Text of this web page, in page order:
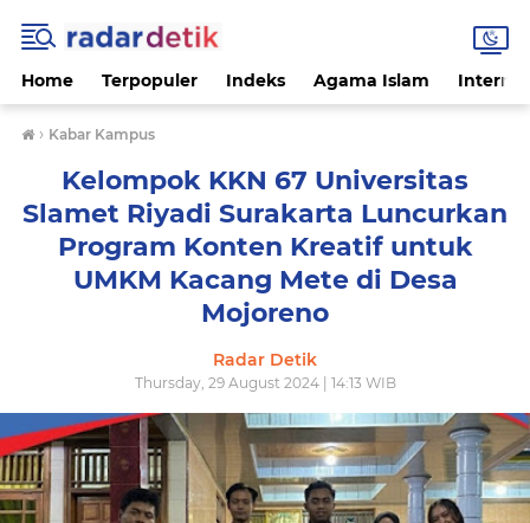
Home Terpopuler Indeks Agama Islam
› Kabar Kampus
Kelompok KKN 67 Universitas
Slamet Riyadi Surakarta Luncurkan
Program Konten Kreatif untuk
UMKM Kacang Mete di Desa
Mojoreno
Radar Detik
Thursday, 29 August 2024 | 14:13 WIB